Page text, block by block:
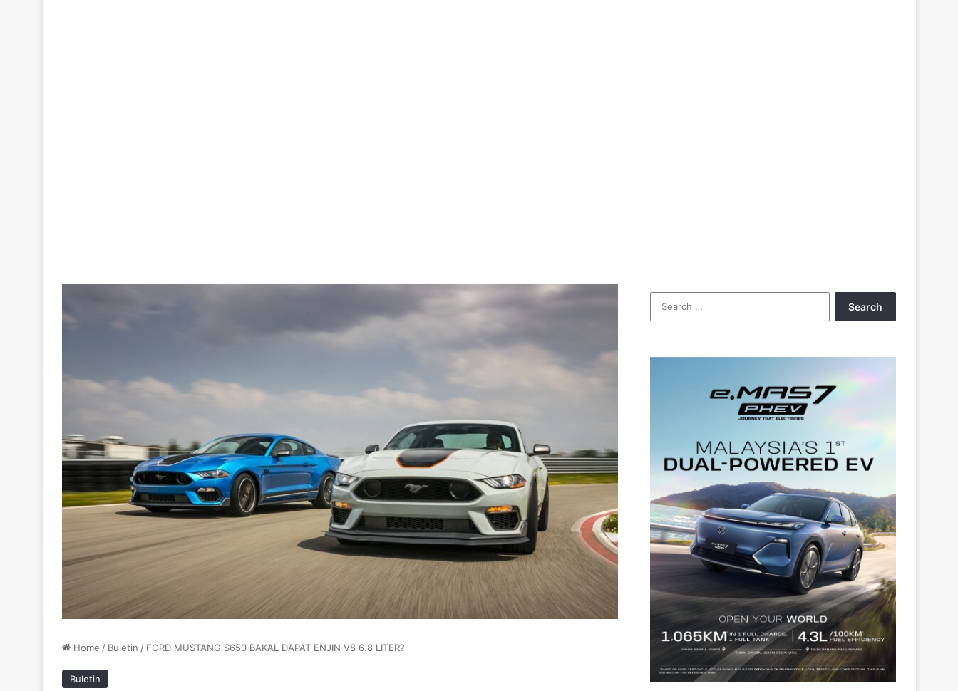
Home / Buletin / FORD MUSTANG S650 BAKAL DAPAT ENJIN V8 6.8 LITER?
Buletin